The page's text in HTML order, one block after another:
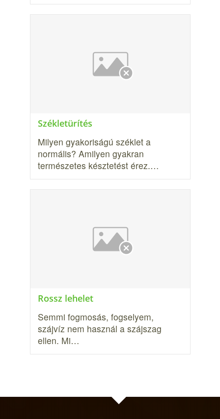
Székletürítés
Milyen gyakoriságú széklet a
normális? Amilyen gyakran
természetes késztetést érez.…
Rossz lehelet
Semmi fogmosás, fogselyem,
szájvíz nem használ a szájszag
ellen. Mi…